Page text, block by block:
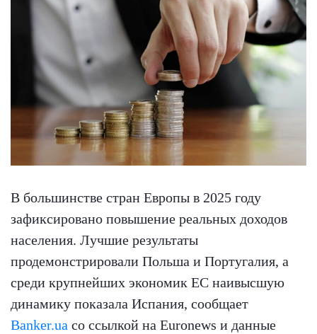
В большинстве стран Европы в 2025 году
зафиксировано повышение реальных доходов
населения. Лучшие результаты
продемонстрировали Польша и Португалия, а
среди крупнейших экономик ЕС наивысшую
динамику показала Испания, сообщает
Banker.ua со ссылкой на Euronews и данные